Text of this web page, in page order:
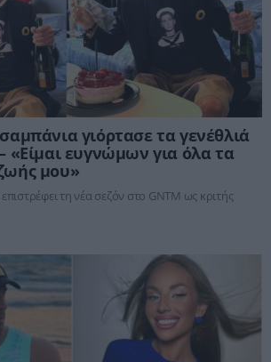
γιόρτασε τα γενέθλιά
«Είμαι ευγνώμων για όλα τα
μου»
τη νέα σεζόν στο GNTM ως κριτής